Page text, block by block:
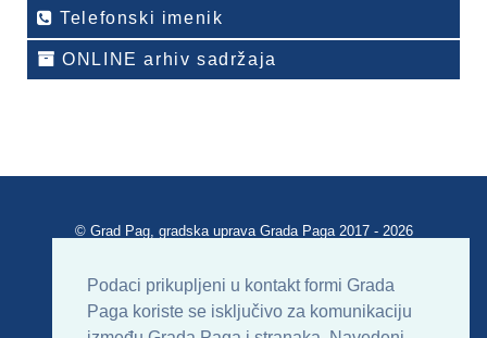
Podaci prikupljeni u kontakt formi Grada
Paga koriste se isključivo za komunikaciju
Telefonski imenik
ONLINE arhiv sadržaja
© Grad Pag, gradska uprava Grada Paga 2017 - 2026